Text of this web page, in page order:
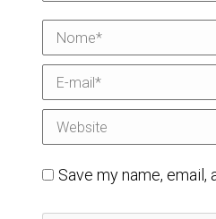
Nome *
E-mail *
Website
Save my name,